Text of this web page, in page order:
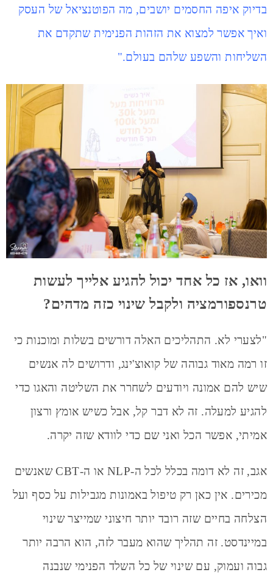
בדיוק איפה החסמים יושבים, מה הפוטנציאל של העסק
ואיך אפשר למצוא את הזהות הפנימית שתקדם את
השליחות והשפע שלהם בעולם."
וואו, אז כל אחד יכול להגיע אלייך לעשות
טרנספורמציה ולקבל שינוי כזה מדהים?
"לצערי לא. התהליכים האלה דורשים בשלות ומוכנות כי
זו רמה מאוד גבוהה של קואוצ'ינג, ודרושים לה אנשים
שיש להם אמונה ויודעים לשחרר את השליטה והאגו כדי
להגיע למעלה. זה לא דבר קל, אבל כשיש אומץ ורצון
אמיתי, אפשר הכל ואני שם כדי לוודא שזה יקרה.
אגב, זה לא דומה בכלל לכל ה-NLP או ה-CBT שאנשים
מכירים. אין כאן רק טיפול באמונות מגבילות על כסף ועל
הצלחה בחיים שזה רובד יותר חיצוני שמייצר שינוי
במיינדסט. זה תהליך שהוא מעבר לזה, הוא הרבה יותר
גבוה ועמוק, עם שינוי של כל השלד הפנימי שנבנה